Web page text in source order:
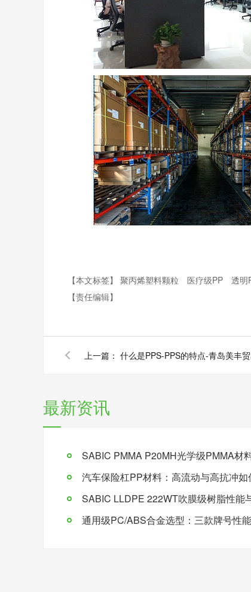
【本文标签】 聚丙烯塑料颗粒 医疗级PP 透明
【责任编辑】
上一篇： 什么是PPS-PPS的特点-青岛美丰
最新资讯
SABIC PMMA P20MH光学级PMMA材
汽车保险杠PP材料：高流动与高抗冲如
SABIC LLDPE 222WT吹膜级树脂性能
通用级PC/ABS合金选型：三款牌号性